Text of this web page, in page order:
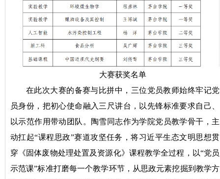
大赛获奖名单
在此次大赛的备赛与比拼中，三位党员教师始终牢记党
员身份，把初心使命融入三尺讲台，以先锋标准要求自己、
以示范作用带动团队。陶雪同志作为学院党员教学骨干，主
动扛起“课程思政”赛道攻坚任务，将习近平生态文明思想贯
穿《固体废物处理处置及资源化》课程教学全过程，以“党员
示范课”标准打磨每一个教学环节，从思政元素挖掘到教学方